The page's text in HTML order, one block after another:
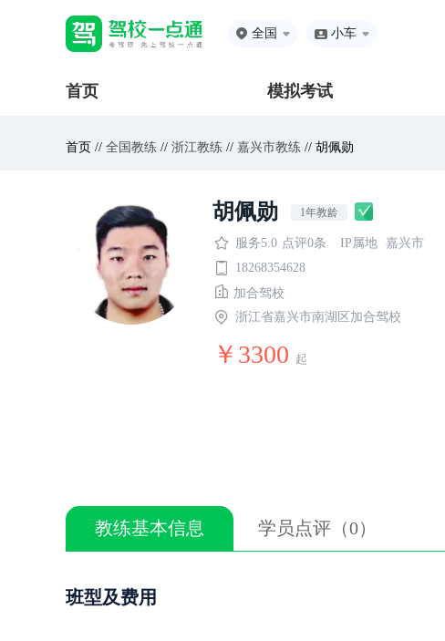
全国 小车
首页 模拟考试
首页 // 全国教练 // 浙江教练 // 嘉兴市教练 // 胡佩勋
胡佩勋 1年教龄
服务5.0 点评0条 IP属地 嘉兴市
18268354628
加合驾校
浙江省嘉兴市南湖区加合驾校
￥3300 起
教练基本信息 学员点评（0）
班型及费用